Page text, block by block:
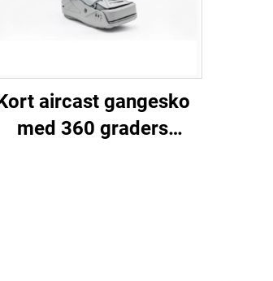
aircast gangesko
med 360 graders